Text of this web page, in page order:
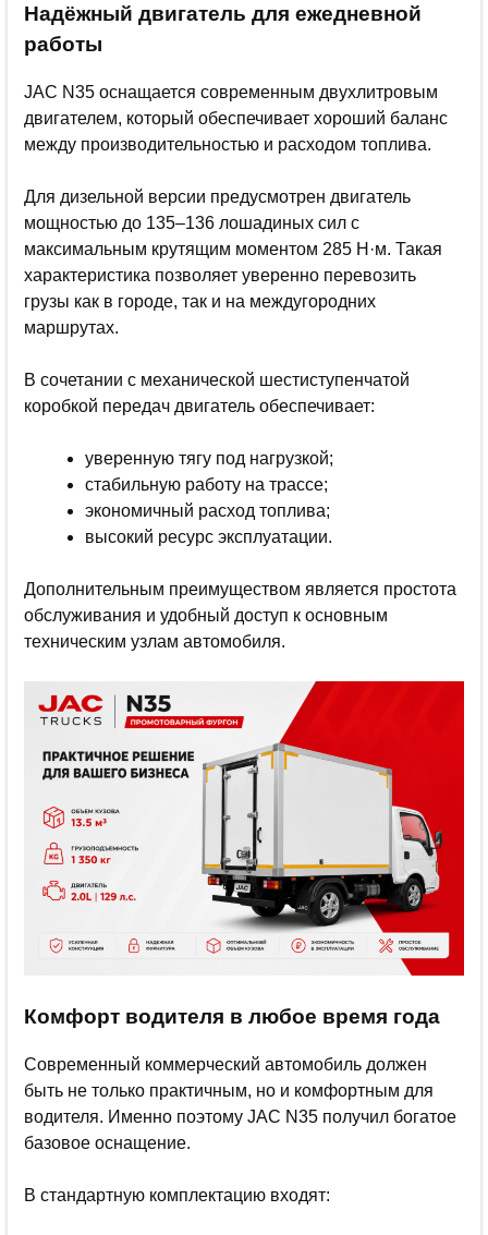
Надёжный двигатель для ежедневной
работы
JAC N35 оснащается современным двухлитровым
двигателем, который обеспечивает хороший баланс
между производительностью и расходом топлива.
Для дизельной версии предусмотрен двигатель
мощностью до 135–136 лошадиных сил с
максимальным крутящим моментом 285 Н·м. Такая
характеристика позволяет уверенно перевозить
грузы как в городе, так и на междугородних
маршрутах.
В сочетании с механической шестиступенчатой
коробкой передач двигатель обеспечивает:
уверенную тягу под нагрузкой;
стабильную работу на трассе;
экономичный расход топлива;
высокий ресурс эксплуатации.
Дополнительным преимуществом является простота
обслуживания и удобный доступ к основным
техническим узлам автомобиля.
Комфорт водителя в любое время года
Современный коммерческий автомобиль должен
быть не только практичным, но и комфортным для
водителя. Именно поэтому JAC N35 получил богатое
базовое оснащение.
В стандартную комплектацию входят: